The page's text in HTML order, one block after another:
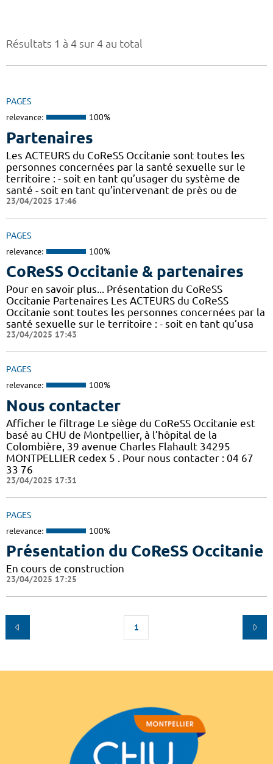
Résultats 1 à 4 sur 4 au total
PAGES
relevance: 100%
Partenaires
Les ACTEURS du CoReSS Occitanie sont toutes les
personnes concernées par la santé sexuelle sur le
territoire : - soit en tant qu’usager du système de
santé - soit en tant qu’intervenant de près ou de
23/04/2025 17:46
PAGES
relevance: 100%
CoReSS Occitanie & partenaires
Pour en savoir plus... Présentation du CoReSS
Occitanie Partenaires Les ACTEURS du CoReSS
Occitanie sont toutes les personnes concernées par la
santé sexuelle sur le territoire : - soit en tant qu’usa
23/04/2025 17:43
PAGES
relevance: 100%
Nous contacter
Afficher le filtrage Le siège du CoReSS Occitanie est
basé au CHU de Montpellier, à l’hôpital de la
Colombière, 39 avenue Charles Flahault 34295
MONTPELLIER cedex 5 . Pour nous contacter : 04 67
33 76
23/04/2025 17:31
PAGES
relevance: 100%
Présentation du CoReSS Occitanie
En cours de construction
23/04/2025 17:25
1